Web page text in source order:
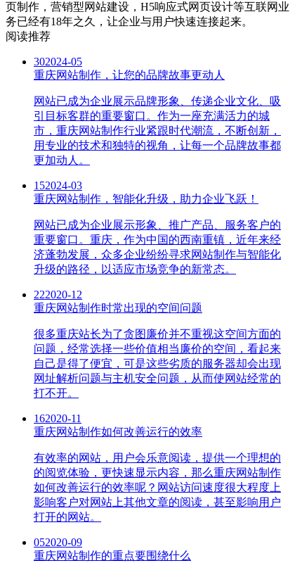
页制作，营销型网站建设，H5响应式网页设计等互联网业
务已经有18年之久，让企业与用户快速连接起来。
阅读推荐
302024-05
重庆网站制作，让您的品牌故事更动人
网站已成为企业展示品牌形象、传递企业文化、吸
引目标客群的重要窗口。作为一座充满活力的城
市，重庆网站制作行业紧跟时代潮流，不断创新，
用专业的技术和独特的视角，让每一个品牌故事都
更加动人。
152024-03
重庆网站制作，智能化升级，助力企业飞跃！
网站已成为企业展示形象、推广产品、服务客户的
重要窗口。重庆，作为中国的西南重镇，近年来经
济蓬勃发展，众多企业纷纷寻求网站制作与智能化
升级的路径，以适应市场竞争的新常态。
222020-12
重庆网站制作时常出现的空间问题
很多重庆站长为了贪图廉价并不重视这空间方面的
问题，经常选择一些价值相当廉价的空间，看起来
自己是得了便宜，可是这些劣质的服务器却会出现
网址解析问题与主机安全问题，从而使网站经常的
打不开。
162020-11
重庆网站制作如何改善运行的效率
有效率的网站，用户会乐意阅读，提供一个理想的
的阅览体验，更快速显示内容，那么重庆网站制作
如何改善运行的效率呢？网站访问速度很大程度上
影响客户对网站上其他文章的阅读，甚至影响用户
打开的网站。
052020-09
重庆网站制作的重点要围绕什么